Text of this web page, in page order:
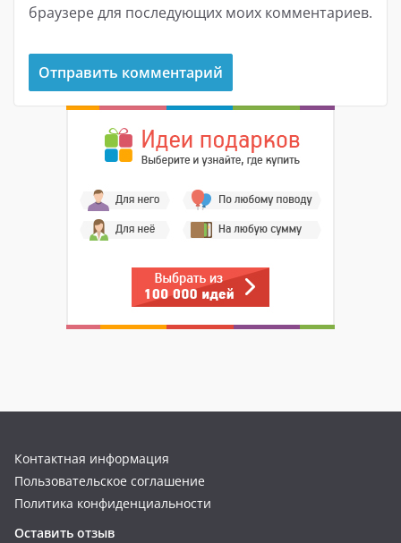
браузере для последующих моих комментариев.
Контактная информация
Пользовательское соглашение
Политика конфиденциальности
Оставить отзыв